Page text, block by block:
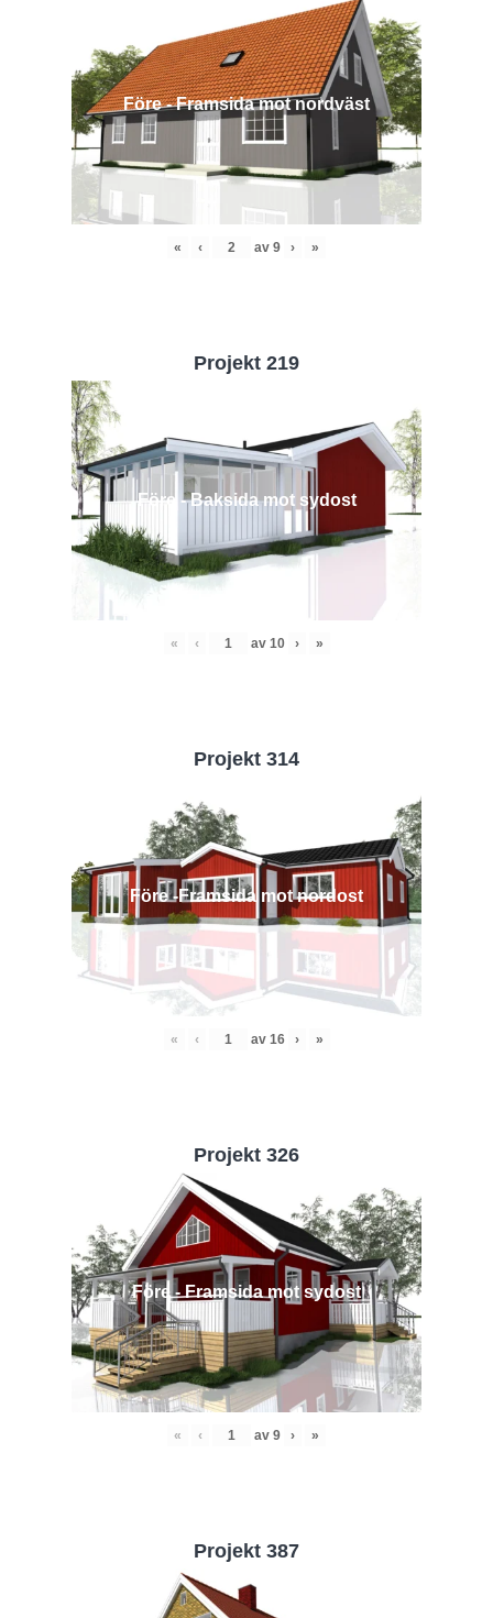
Före - Framsida mot nordväst
« ‹ av 9 › »
Projekt 219
Före - Baksida mot sydost
« ‹ av 10 › »
Projekt 314
Före -Framsida mot nordost
« ‹ av 16 › »
Projekt 326
Före - Framsida mot sydost
« ‹ av 9 › »
Projekt 387